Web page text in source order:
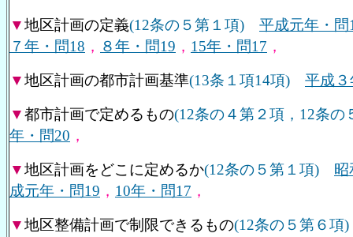
▼地区計画の定義(12条の５第１項)
平成元年・問
７年・問18 ， ８年・問19 ， 15年・問17 ，
▼地区計画の都市計画基準(13条１項14項) 平成
▼都市計画で定めるもの(12条の４第２項，12条
年・問20 ，
▼地区計画をどこに定めるか(12条の５第１項)
成元年・問19 ， 10年・問17 ，
▼地区整備計画で制限できるもの(12条の５第６項)